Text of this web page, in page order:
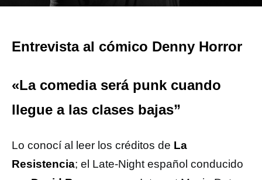
Entrevista al cómico Denny Horror
«La comedia será punk cuando
llegue a las clases bajas”
Lo conocí al leer los créditos de La
Resistencia; el Late-Night español conducido